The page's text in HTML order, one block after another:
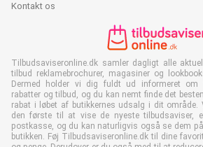
Kontakt os
Tilbudsaviseronline.dk samler dagligt alle
tilbud reklamebrochurer, magasiner og
Dermed holder vi dig fuldt ud informeret om
rabatter og tilbud, og du kan nemt finde det
rabat i løbet af butikkernes udsalg i dit område.
den første til at vise de nyeste tilbudsaviser,
postkasse, og du kan naturligvis også se dem
butikken. Føj Tilbudsaviseronline.dk til dine